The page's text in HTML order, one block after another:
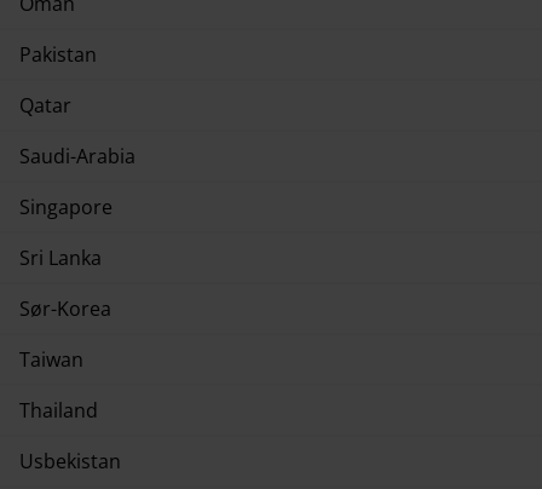
Pakistan
Qatar
Saudi-Arabia
Singapore
Sri Lanka
Sør-Korea
Taiwan
Thailand
Usbekistan